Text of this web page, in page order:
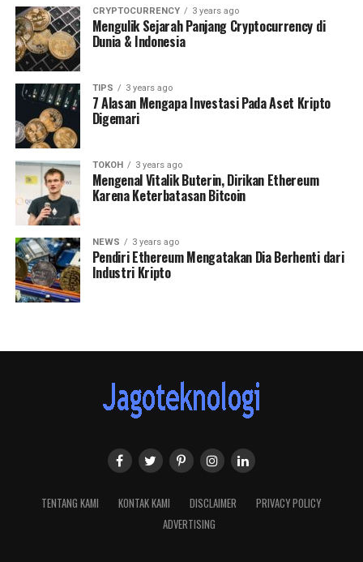
CRYPTOCURRENCY 3 years ago
Mengulik Sejarah Panjang Cryptocurrency di
Dunia & Indonesia
TIPS 3 years ago
7 Alasan Mengapa Investasi Pada Aset Kripto
Digemari
TOKOH 3 years ago
Mengenal Vitalik Buterin, Dirikan Ethereum
Karena Keterbatasan Bitcoin
NEWS 3 years ago
Pendiri Ethereum Mengatakan Dia Berhenti dari
Industri Kripto
TENTANG KAMI KONTAK KAMI DISCLAIMER
PRIVACY POLICY
ADVERTISING